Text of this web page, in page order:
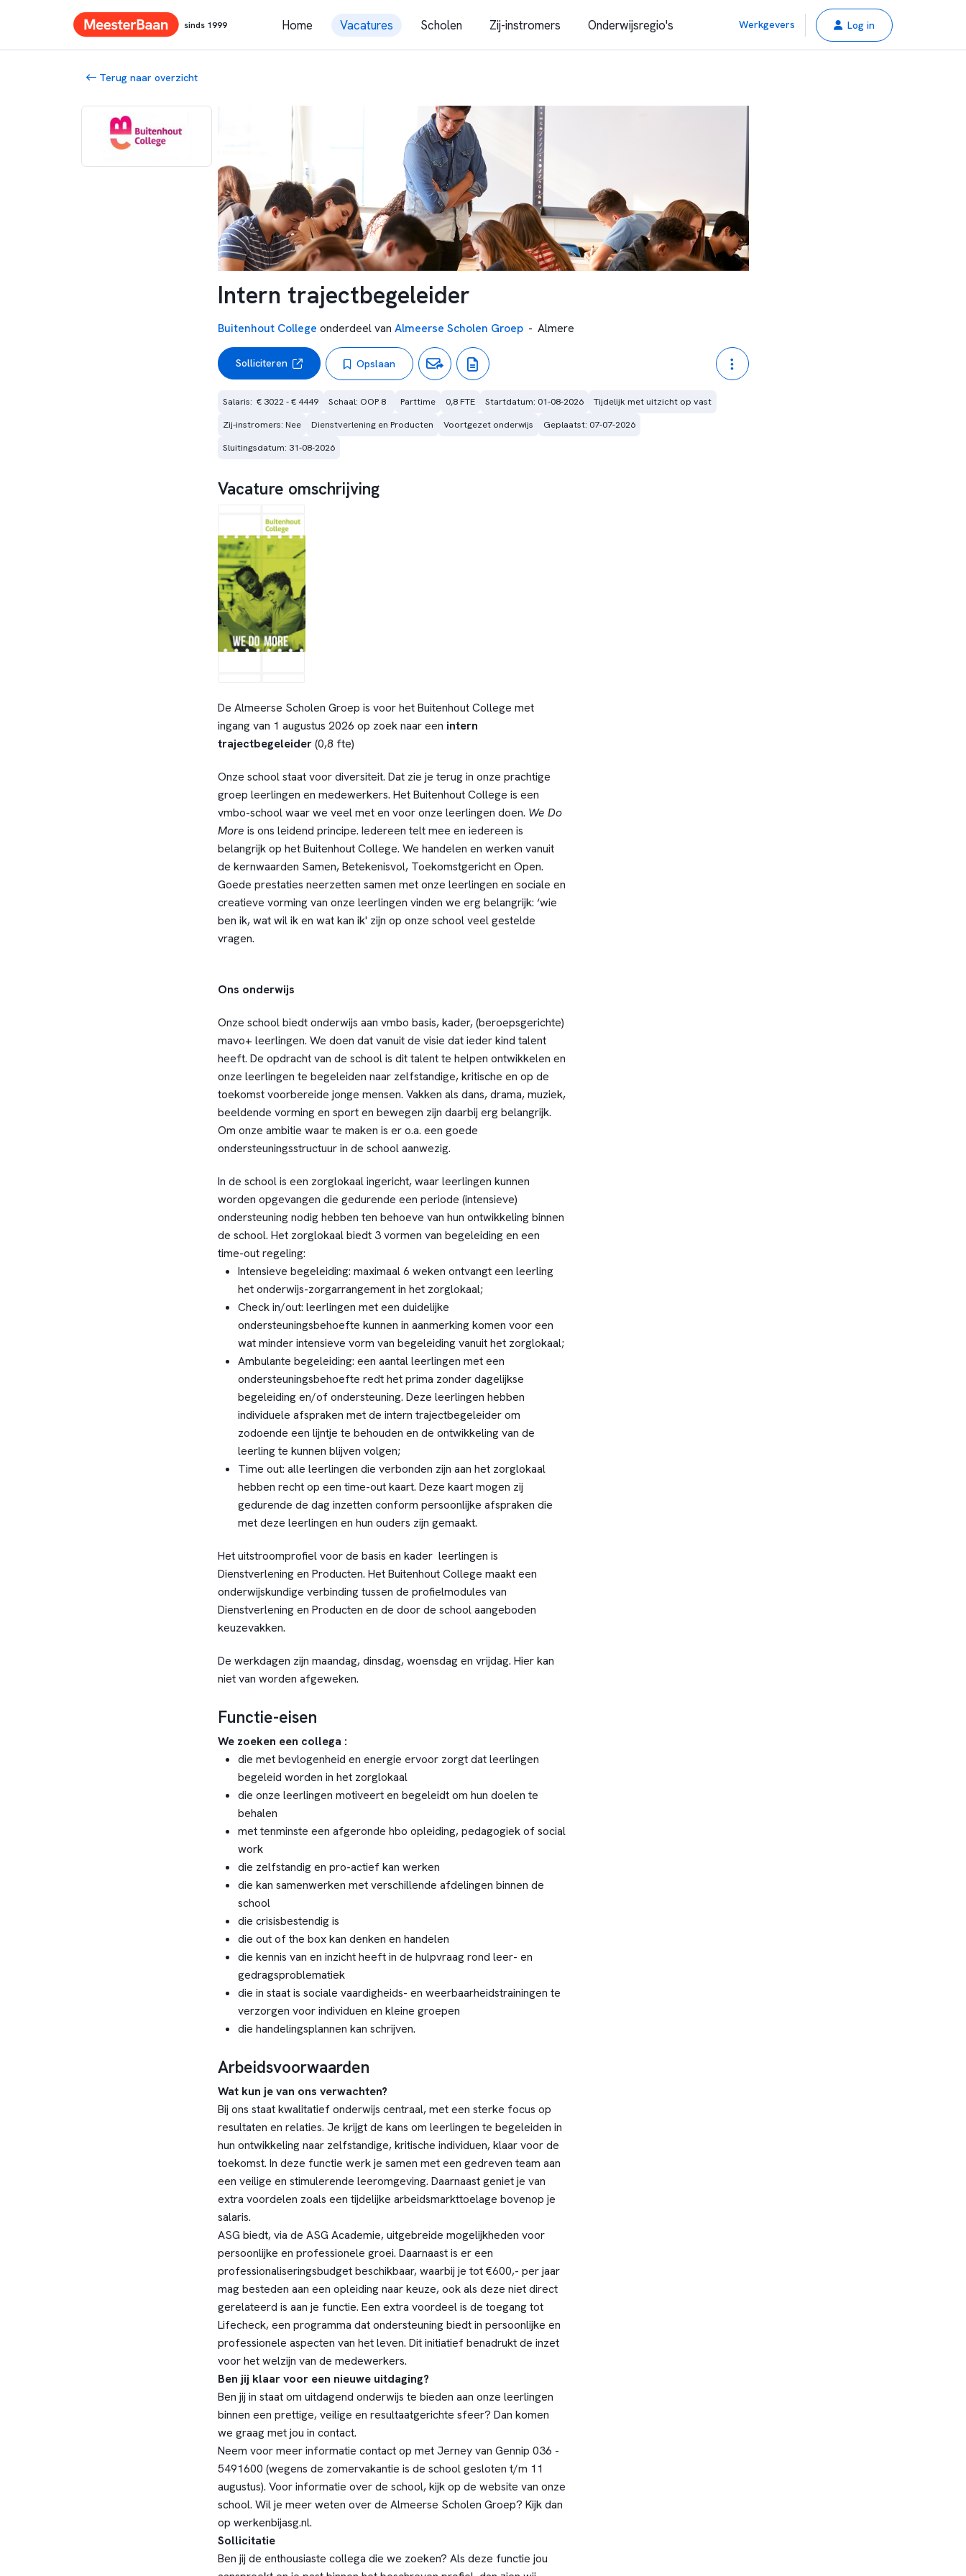
sinds 1999 Home Vacatures Scholen Zij-instromers Onderwijsregio's Werkgevers Log in
Terug naar overzicht
Intern trajectbegeleider
Buitenhout College onderdeel van Almeerse Scholen Groep - Almere
Solliciteren Opslaan
Salaris:  € 3022 - € 4449 Schaal: OOP 8 Parttime 0,8 FTE Startdatum: 01-08-2026
Tijdelijk met uitzicht op vast
Zij-instromers: Nee
Dienstverlening en Producten Voortgezet onderwijs
Geplaatst: 07-07-2026
Sluitingsdatum: 31-08-2026
Vacature omschrijving
De Almeerse Scholen Groep is voor het Buitenhout College met
ingang van 1 augustus 2026 op zoek naar een intern
trajectbegeleider(0,8 fte)
Onze school staat voor diversiteit. Dat zie je terug in onze prachtige
groep leerlingen en medewerkers. Het Buitenhout College is een
vmbo-school waar we veel met en voor onze leerlingen doen. We Do
More is ons leidend principe. Iedereen telt mee en iedereen is
belangrijk op het Buitenhout College. We handelen en werken vanuit
de kernwaarden Samen, Betekenisvol, Toekomstgericht en Open.
Goede prestaties neerzetten samen met onze leerlingen en sociale en
creatieve vorming van onze leerlingen vinden we erg belangrijk: ‘wie
ben ik, wat wil ik en wat kan ik' zijn op onze school veel gestelde
vragen.
Ons onderwijs
Onze school biedt onderwijs aan vmbo basis, kader, (beroepsgerichte)
mavo+ leerlingen. We doen dat vanuit de visie dat ieder kind talent
heeft. De opdracht van de school is dit talent te helpen ontwikkelen en
onze leerlingen te begeleiden naar zelfstandige, kritische en op de
toekomst voorbereide jonge mensen. Vakken als dans, drama, muziek,
beeldende vorming en sport en bewegen zijn daarbij erg belangrijk.
Om onze ambitie waar te maken is er o.a. een goede
ondersteuningsstructuur in de school aanwezig.
In de school is een zorglokaal ingericht, waar leerlingen kunnen
worden opgevangen die gedurende een periode (intensieve)
ondersteuning nodig hebben ten behoeve van hun ontwikkeling binnen
de school. Het zorglokaal biedt 3 vormen van begeleiding en een
time-out regeling:
Intensieve begeleiding: maximaal 6 weken ontvangt een leerling
het onderwijs-zorgarrangement in het zorglokaal;
Check in/out: leerlingen met een duidelijke
ondersteuningsbehoefte kunnen in aanmerking komen voor een
wat minder intensieve vorm van begeleiding vanuit het zorglokaal;
Ambulante begeleiding: een aantal leerlingen met een
ondersteuningsbehoefte redt het prima zonder dagelijkse
begeleiding en/of ondersteuning. Deze leerlingen hebben
individuele afspraken met de intern trajectbegeleider om
zodoende een lijntje te behouden en de ontwikkeling van de
leerling te kunnen blijven volgen;
Time out: alle leerlingen die verbonden zijn aan het zorglokaal
hebben recht op een time-out kaart. Deze kaart mogen zij
gedurende de dag inzetten conform persoonlijke afspraken die
met deze leerlingen en hun ouders zijn gemaakt.
Het uitstroomprofiel voor de basis en kader leerlingen is
Dienstverlening en Producten. Het Buitenhout College maakt een
onderwijskundige verbinding tussen de profielmodules van
Dienstverlening en Producten en de door de school aangeboden
keuzevakken.
De werkdagen zijn maandag, dinsdag, woensdag en vrijdag. Hier kan
niet van worden afgeweken.
Functie-eisen
We zoeken een collega :
die met bevlogenheid en energie ervoor zorgt dat leerlingen
begeleid worden in het zorglokaal
die onze leerlingen motiveert en begeleidt om hun doelen te
behalen
met tenminste een afgeronde hbo opleiding, pedagogiek of social
work
die zelfstandig en pro-actief kan werken
die kan samenwerken met verschillende afdelingen binnen de
school
die crisisbestendig is
die out of the box kan denken en handelen
die kennis van en inzicht heeft in de hulpvraag rond leer- en
gedragsproblematiek
die in staat is sociale vaardigheids- en weerbaarheidstrainingen te
verzorgen voor individuen en kleine groepen
die handelingsplannen kan schrijven.
Arbeidsvoorwaarden
Wat kun je van ons verwachten?
Bij ons staat kwalitatief onderwijs centraal, met een sterke focus op
resultaten en relaties. Je krijgt de kans om leerlingen te begeleiden in
hun ontwikkeling naar zelfstandige, kritische individuen, klaar voor de
toekomst. In deze functie werk je samen met een gedreven team aan
een veilige en stimulerende leeromgeving. Daarnaast geniet je van
extra voordelen zoals een tijdelijke arbeidsmarkttoelage bovenop je
salaris.
ASG biedt, via de ASG Academie, uitgebreide mogelijkheden voor
persoonlijke en professionele groei. Daarnaast is er een
professionaliseringsbudget beschikbaar, waarbij je tot €600,- per jaar
mag besteden aan een opleiding naar keuze, ook als deze niet direct
gerelateerd is aan je functie. Een extra voordeel is de toegang tot
Lifecheck, een programma dat ondersteuning biedt in persoonlijke en
professionele aspecten van het leven. Dit initiatief benadrukt de inzet
voor het welzijn van de medewerkers.
Ben jij klaar voor een nieuwe uitdaging?
Ben jij in staat om uitdagend onderwijs te bieden aan onze leerlingen
binnen een prettige, veilige en resultaatgerichte sfeer? Dan komen
we graag met jou in contact.
Neem voor meer informatie contact op met Jerney van Gennip 036 -
5491600 (wegens de zomervakantie is de school gesloten t/m 11
augustus). Voor informatie over de school, kijk op de website van onze
school. Wil je meer weten over de Almeerse Scholen Groep? Kijk dan
op werkenbijasg.nl.
Sollicitatie
Ben jij de enthousiaste collega die we zoeken? Als deze functie jou